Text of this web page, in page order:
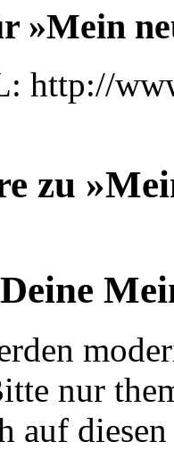
»Mein
http://
zu
nur
auf